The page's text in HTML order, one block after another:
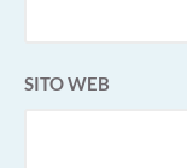
SITO WEB